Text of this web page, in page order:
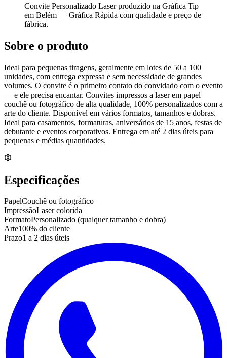
Convite Personalizado Laserproduzido na Gráfica Tip
em Belém — Gráfica Rápida com qualidade e preço de
fábrica.
Sobre o produto
Ideal para pequenas tiragens, geralmente em lotes de 50 a 100
unidades, com entrega expressa e sem necessidade de grandes
volumes. O convite é o primeiro contato do convidado com o evento
— e ele precisa encantar. Convites impressos a laser em papel
couchê ou fotográfico de alta qualidade, 100% personalizados com a
arte do cliente. Disponível em vários formatos, tamanhos e dobras.
Ideal para casamentos, formaturas, aniversários de 15 anos, festas de
debutante e eventos corporativos. Entrega em até 2 dias úteis para
pequenas e médias quantidades.
Especificações
PapelCouchê ou fotográfico
ImpressãoLaser colorida
FormatoPersonalizado (qualquer tamanho e dobra)
Arte100% do cliente
Prazo1 a 2 dias úteis